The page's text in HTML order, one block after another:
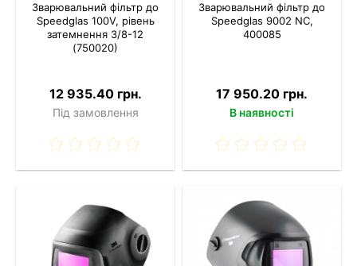
Зварювальний фільтр до
Speedglas 100V, рівень
затемнення 3/8-12
(750020)
12 935.40 грн.
Під замовлення
Зварювальний фільтр до
Speedglas 9002 NC,
400085
17 950.20 грн.
В наявності